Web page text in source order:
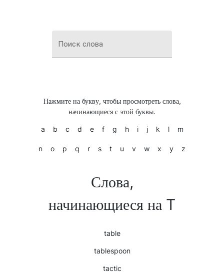
Поиск слова
Нажмите на букву, чтобы просмотреть слова,
начинающиеся с этой буквы.
a b c d e f g h i j k l m
n o p q r s t u v w x y z
Слова,
начинающиеся на T
table
tablespoon
tactic